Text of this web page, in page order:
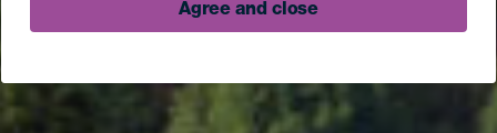
Agree and close